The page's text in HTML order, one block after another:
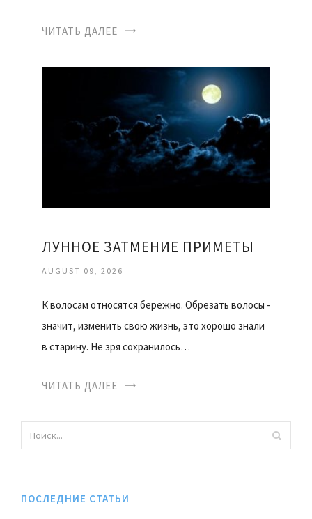
ЧИТАТЬ ДАЛЕЕ
ЛУННОЕ ЗАТМЕНИЕ ПРИМЕТЫ
AUGUST 09, 2026
К волосам относятся бережно. Обрезать волосы -
значит, изменить свою жизнь, это хорошо знали
в старину. Не зря сохранилось…
ЧИТАТЬ ДАЛЕЕ
ПОСЛЕДНИЕ СТАТЬИ